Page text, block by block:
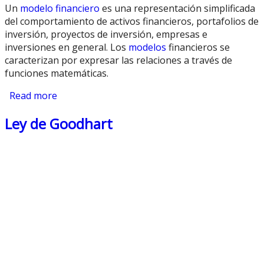
Un modelo financiero es una representación simplificada
del comportamiento de activos financieros, portafolios de
inversión, proyectos de inversión, empresas e
inversiones en general. Los modelos financieros se
caracterizan por expresar las relaciones a través de
funciones matemáticas.
Read more
Ley de Goodhart